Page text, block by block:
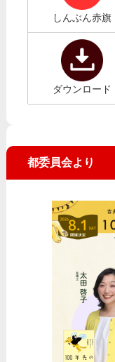
しんぶん赤旗
ダウンロード
都委員会より